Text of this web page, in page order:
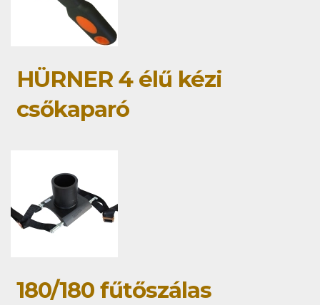
HÜRNER 4 élű kézi
csőkaparó
180/180 fűtőszálas